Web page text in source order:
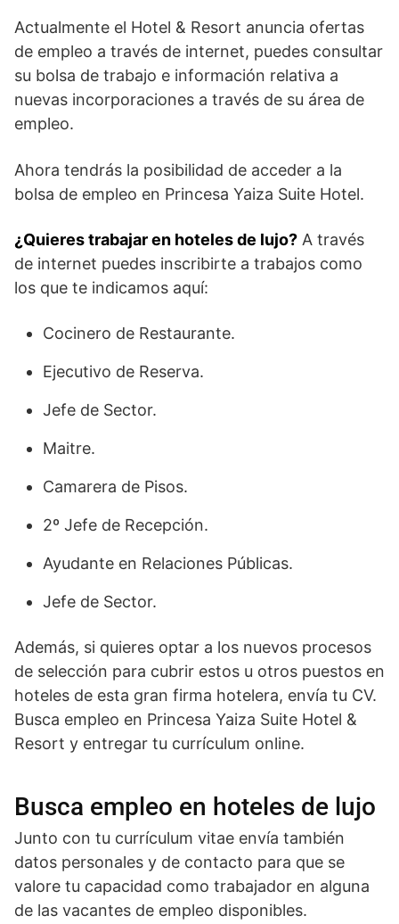
Actualmente el Hotel & Resort anuncia ofertas
de empleo a través de internet, puedes consultar
su bolsa de trabajo e información relativa a
nuevas incorporaciones a través de su área de
empleo.
Ahora tendrás la posibilidad de acceder a la
bolsa de empleo en Princesa Yaiza Suite Hotel.
¿Quieres trabajar en hoteles de lujo? A través
de internet puedes inscribirte a trabajos como
los que te indicamos aquí:
Cocinero de Restaurante.
Ejecutivo de Reserva.
Jefe de Sector.
Maitre.
Camarera de Pisos.
2º Jefe de Recepción.
Ayudante en Relaciones Públicas.
Jefe de Sector.
Además, si quieres optar a los nuevos procesos
de selección para cubrir estos u otros puestos en
hoteles de esta gran firma hotelera, envía tu CV.
Busca empleo en Princesa Yaiza Suite Hotel &
Resort y entregar tu currículum online.
Busca empleo en hoteles de lujo
Junto con tu currículum vitae envía también
datos personales y de contacto para que se
valore tu capacidad como trabajador en alguna
de las vacantes de empleo disponibles.